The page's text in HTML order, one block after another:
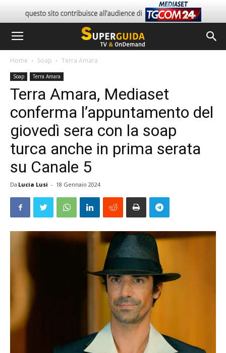
Home Soap Terra Amara
Soap Terra Amara
Terra Amara, Mediaset
conferma l’appuntamento del
giovedì sera con la soap
turca anche in prima serata
su Canale 5
Da Lucia Lusi - 18 Gennaio 2024